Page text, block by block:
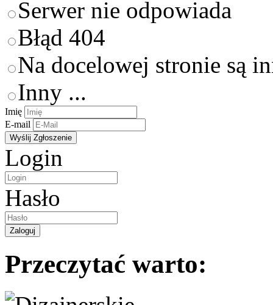
Serwer nie odpowiada
Błąd 404
Na docelowej stronie są
Inny ...
Imię
E-mail
Login
Hasło
Przeczytać warto: